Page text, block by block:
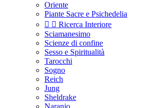
Oriente
Piante Sacre e Psichedelia
  Ricerca Interiore
Sciamanesimo
Scienze di confine
Sesso e Spiritualità
Tarocchi
Sogno
Reich
Jung
Sheldrake
Naranjo